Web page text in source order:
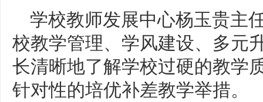
学校教师发展中心杨玉贵主
校教学管理、学风建设、多元
长清晰地了解学校过硬的教学
针对性的培优补差教学举措。